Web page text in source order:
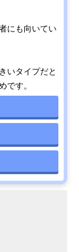
にも向いてい
いタイプだと
です。